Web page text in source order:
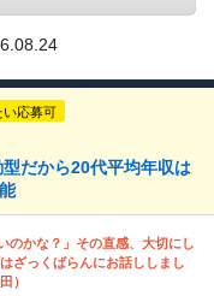
い応募可
型だから20代平均年収は
のかな？」その直感、大切にし
ざっくばらんにお話ししまし
）